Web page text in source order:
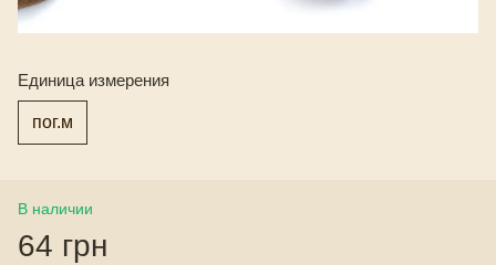
Единица измерения
пог.м
В наличии
64 грн